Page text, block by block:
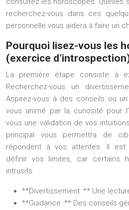
recherchez-vous dans ces
personnelle vous aidera à faire un
Pourquoi lisez-vous les
(exercice
La première étape consiste à
Recherchez-vous un
Aspirez-vous à des conseils ou
vous animé par la curiosité pour
vous une validation de vos
principal vous permettra de
répondent à vos attentes. Il est
définir vos limites, car certains
intrusifs.
**Divertissement :** Une
**Guidance :** Des conseils